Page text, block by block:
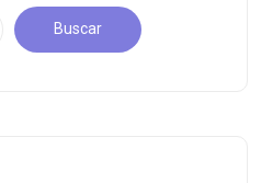
Buscar